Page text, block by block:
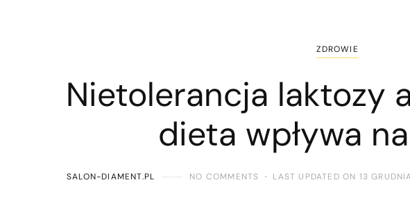
ZDROWIE
Nietolerancja laktozy
dieta wpływa
SALON-DIAMENT.PL NO COMMENTS LAST UPDATED ON 13